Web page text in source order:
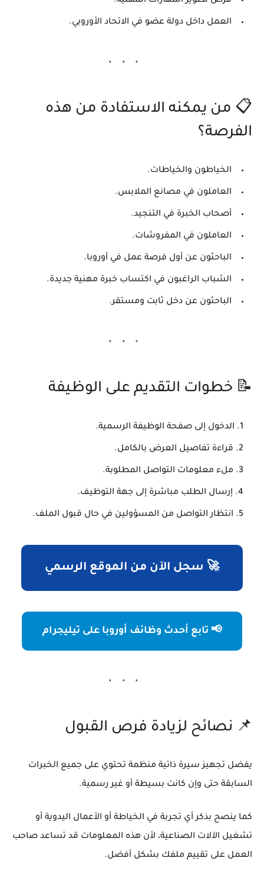
العمل داخل دولة عضو في الاتحاد الأوروبي.
📋 من يمكنه الاستفادة من هذه
الفرصة؟
الخياطون والخياطات.
العاملون في مصانع الملابس.
أصحاب الخبرة في التنجيد.
العاملون في المفروشات.
الباحثون عن أول فرصة عمل في أوروبا.
الشباب الراغبون في اكتساب خبرة مهنية جديدة.
الباحثون عن دخل ثابت ومستقر.
📝 خطوات التقديم على الوظيفة
الدخول إلى صفحة الوظيفة الرسمية.
قراءة تفاصيل العرض بالكامل.
ملء معلومات التواصل المطلوبة.
إرسال الطلب مباشرة إلى جهة التوظيف.
انتظار التواصل من المسؤولين في حال قبول الملف.
🚀 سجل الآن من الموقع الرسمي
📢 تابع أحدث وظائف أوروبا على تيليجرام
📌 نصائح لزيادة فرص القبول
يفضل تجهيز سيرة ذاتية منظمة تحتوي على جميع الخبرات
السابقة حتى وإن كانت بسيطة أو غير رسمية.
كما ينصح بذكر أي تجربة في الخياطة أو الأعمال اليدوية أو
تشغيل الآلات الصناعية، لأن هذه المعلومات قد تساعد صاحب
العمل على تقييم ملفك بشكل أفضل.